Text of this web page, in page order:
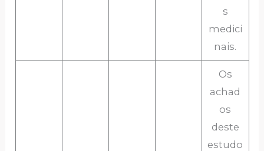
s
medici
nais.
Os
achad
os
deste
estudo